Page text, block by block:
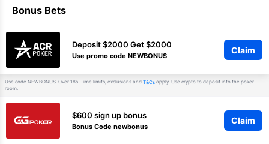
Bonus Bets
Deposit $2000 Get $2000
Use promo code NEWBONUS
Claim
Use code NEWBONUS. Over 18s. Time limits, exclusions and T&Cs apply. Use crypto to deposit into the poker
room.
$600 sign up bonus
Bonus Code newbonus
Claim